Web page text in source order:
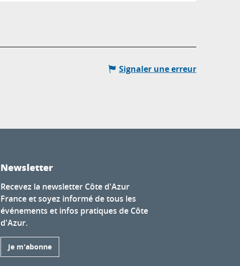
Signaler une erreur
Newsletter
Recevez la newsletter Côte d'Azur
France et soyez informé de tous les
événements et infos pratiques de Côte
d'Azur.
Je m'abonne